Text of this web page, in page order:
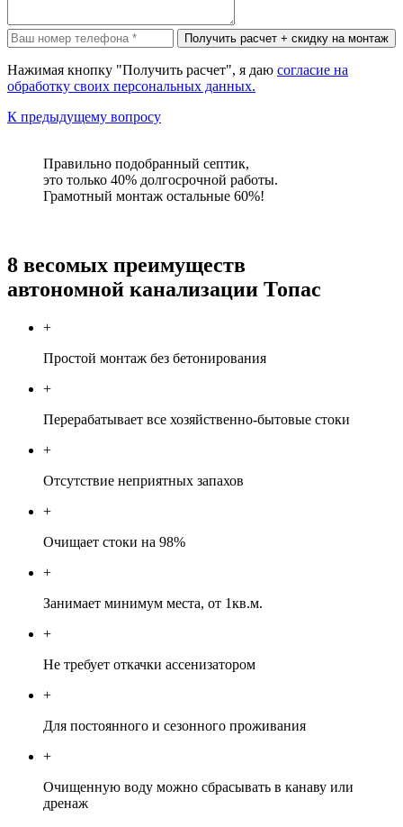
Нажимая кнопку "Получить расчет", я даю согласие на
обработку своих персональных данных.
К предыдущему вопросу
Правильно подобранный септик,
это только 40% долгосрочной работы.
Грамотный монтаж остальные 60%!
8 весомых преимуществ
автономной канализации Топас
+
Простой монтаж без бетонирования
+
Перерабатывает все хозяйственно-бытовые стоки
+
Отсутствие неприятных запахов
+
Очищает стоки на 98%
+
Занимает минимум места, от 1кв.м.
+
Не требует откачки ассенизатором
+
Для постоянного и сезонного проживания
+
Очищенную воду можно сбрасывать в канаву или
дренаж